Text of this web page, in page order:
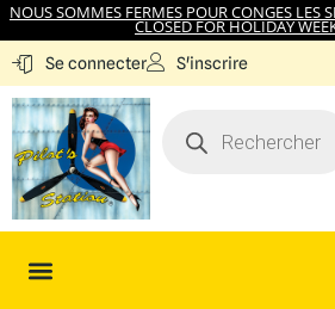
NOUS SOMMES FERMES POUR CONGES LES
CLOSED FOR HOLIDAY
Se connecter S'inscrire